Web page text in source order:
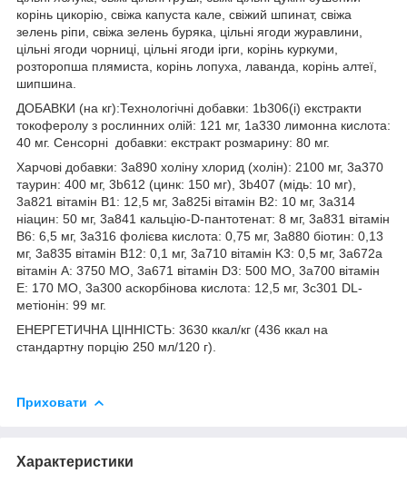
корінь цикорію, свіжа капуста кале, свіжий шпинат, свіжа
зелень ріпи, свіжа зелень буряка, цільні ягоди журавлини,
цільні ягоди чорниці, цільні ягоди ірги, корінь куркуми,
розторопша плямиста, корінь лопуха, лаванда, корінь алтеї,
шипшина.
ДОБАВКИ (на кг):Технологічні добавки: 1b306(i) екстракти
токоферолу з рослинних олій: 121 мг, 1a330 лимонна кислота:
40 мг. Сенсорні добавки: екстракт розмарину: 80 мг.
Харчові добавки: 3a890 холіну хлорид (холін): 2100 мг, 3a370
таурин: 400 мг, 3b612 (цинк: 150 мг), 3b407 (мідь: 10 мг),
3a821 вітамін B1: 12,5 мг, 3a825i вітамін B2: 10 мг, 3a314
ніацин: 50 мг, 3a841 кальцію-D-пантотенат: 8 мг, 3a831 вітамін
В6: 6,5 мг, 3a316 фолієва кислота: 0,75 мг, 3а880 біотин: 0,13
мг, 3a835 вітамін B12: 0,1 мг, 3a710 вітамін K3: 0,5 мг, 3a672a
вітамін А: 3750 МО, 3a671 вітамін D3: 500 МО, 3a700 вітамін
Е: 170 МО, 3а300 аскорбінова кислота: 12,5 мг, 3c301 DL-
метіонін: 99 мг.
ЕНЕРГЕТИЧНА ЦІННІСТЬ: 3630 ккал/кг (436 ккал на
стандартну порцію 250 мл/120 г).
Приховати
Характеристики